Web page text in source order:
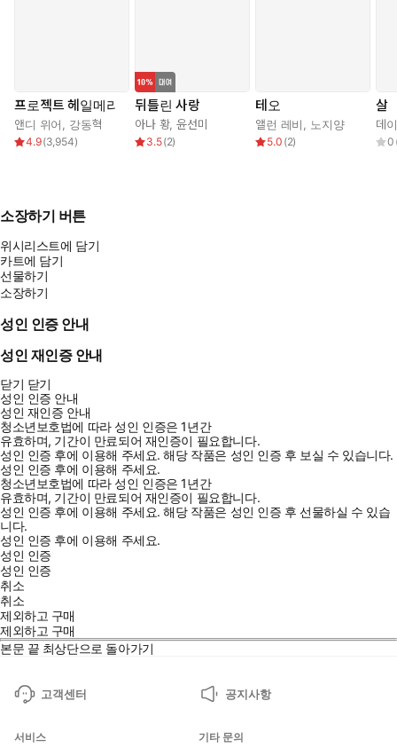
프로젝트 헤일메리
앤디 위어 강동혁
4.9(3,954)
뒤틀린 사랑
아나 황,윤선미
3.5(2)
테오
앨런 레비 노지양
5.0 (2)
살
데
0
소장하기 버튼
위시리스트에 담기
카트에 담기
선물하기
소장하기
성인 인증 안내
성인 재인증 안내
닫기 닫기
성인 인증 안내
성인 재인증 안내
청소년보호법에 따라 성인 인증은 1년간
유효하며, 기간이 만료되어 재인증이 필요합니다.
성인 인증 후에 이용해 주세요.해당 작품은 성인 인증 후 보실 수 있습니다.
성인 인증 후에 이용해 주세요.
청소년보호법에 따라 성인 인증은 1년간
유효하며, 기간이 만료되어 재인증이 필요합니다.
성인 인증 후에 이용해 주세요.해당 작품은 성인 인증 후 선물하실 수 있습
니다.
성인 인증 후에 이용해 주세요.
성인 인증
성인 인증
취소
취소
제외하고 구매
제외하고 구매
본문 끝 최상단으로 돌아가기
고객센터 공지사항
서비스
기타 문의